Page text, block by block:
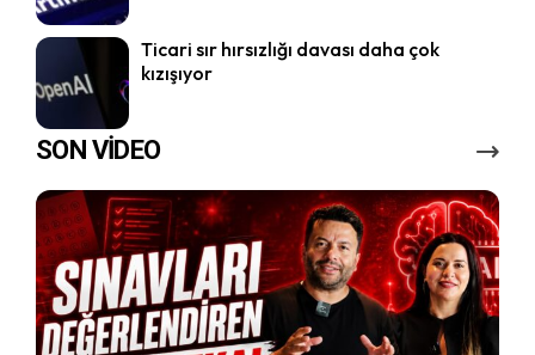
Ticari sır hırsızlığı davası daha çok
kızışıyor
SON VİDEO